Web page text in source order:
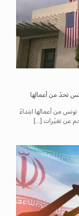
تحدّ من أعمالها
من أعمالها ابتداءً
[…]